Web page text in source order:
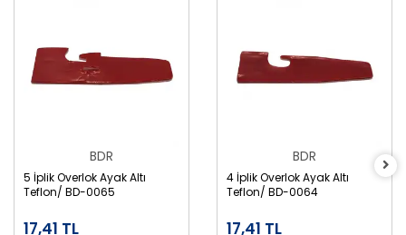
BDR
5 İplik Overlok Ayak Altı
Teflon/ BD-0065
17,41 TL
BDR
4 İplik Overlok Ayak Altı
Teflon/ BD-0064
17,41 TL